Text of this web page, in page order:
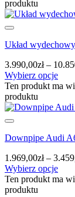
produktu
Układ
3.990,00zł –
Wybierz opcje
Ten produkt ma
produktu
Downpipe Audi
1.969,00zł –
Wybierz opcje
Ten produkt ma
produktu